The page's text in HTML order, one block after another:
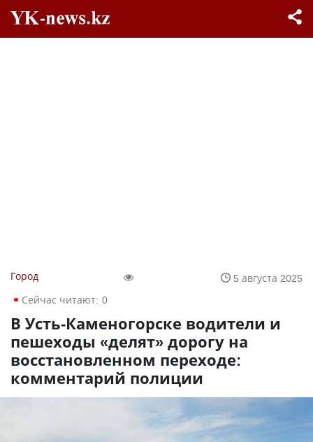
Город
5 августа 2025
Сейчас читают: 0
В Усть-Каменогорске водители и
пешеходы «делят» дорогу на
восстановленном переходе:
комментарий полиции